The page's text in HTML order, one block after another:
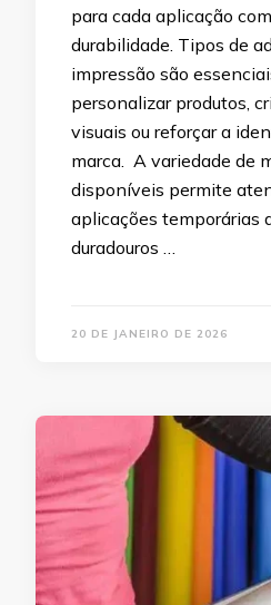
para cada aplicação
durabilidade. Tipos de
impressão são
personalizar produtos,
visuais ou reforçar a
marca. A variedade de
disponíveis permite
aplicações temporárias
duradouros …
20 DE JANEIRO DE 2026